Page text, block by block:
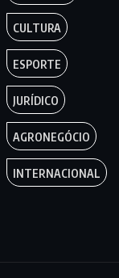
CULTURA
ESPORTE
JURÍDICO
AGRONEGÓCIO
INTERNACIONAL